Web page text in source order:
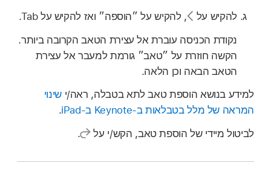
להקיש על
,להקיש על ״הוספה״ ואז להקיש על Tab.
נקודת הכניסה עוברת אל עצירת הטאב הקרובה ביותר.
הקשה חוזרת על ״טאב״ גורמת למעבר אל עצירת
הטאב הבאה וכן הלאה.
למידע בנושא הוספת טאב לתא בטבלה, ראה/ישינוי
המראה של מלל בטבלאות ב‑Keynote ב‑iPad
.
לביטול מיידי של הוספת טאב, הקש/י על
.